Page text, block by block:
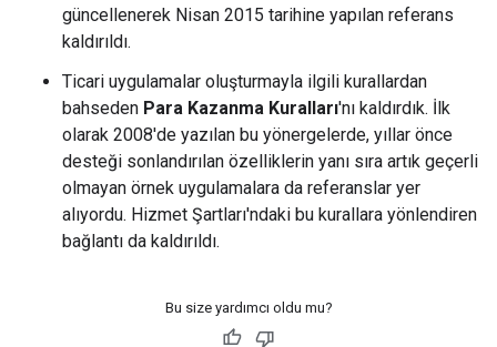
güncellenerek Nisan 2015 tarihine yapılan referans
kaldırıldı.
Ticari uygulamalar oluşturmayla ilgili kurallardan
bahseden Para Kazanma Kuralları'nı kaldırdık. İlk
olarak 2008'de yazılan bu yönergelerde, yıllar önce
desteği sonlandırılan özelliklerin yanı sıra artık geçerli
olmayan örnek uygulamalara da referanslar yer
alıyordu. Hizmet Şartları'ndaki bu kurallara yönlendiren
bağlantı da kaldırıldı.
Bu size yardımcı oldu mu?